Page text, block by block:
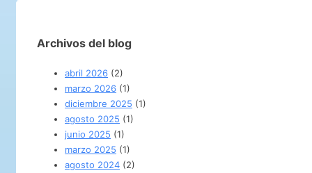
Archivos del blog
abril 2026 (2)
marzo 2026 (1)
diciembre 2025 (1)
agosto 2025 (1)
junio 2025 (1)
marzo 2025 (1)
agosto 2024 (2)